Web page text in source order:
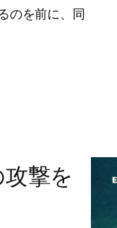
のを前に、同
撃を